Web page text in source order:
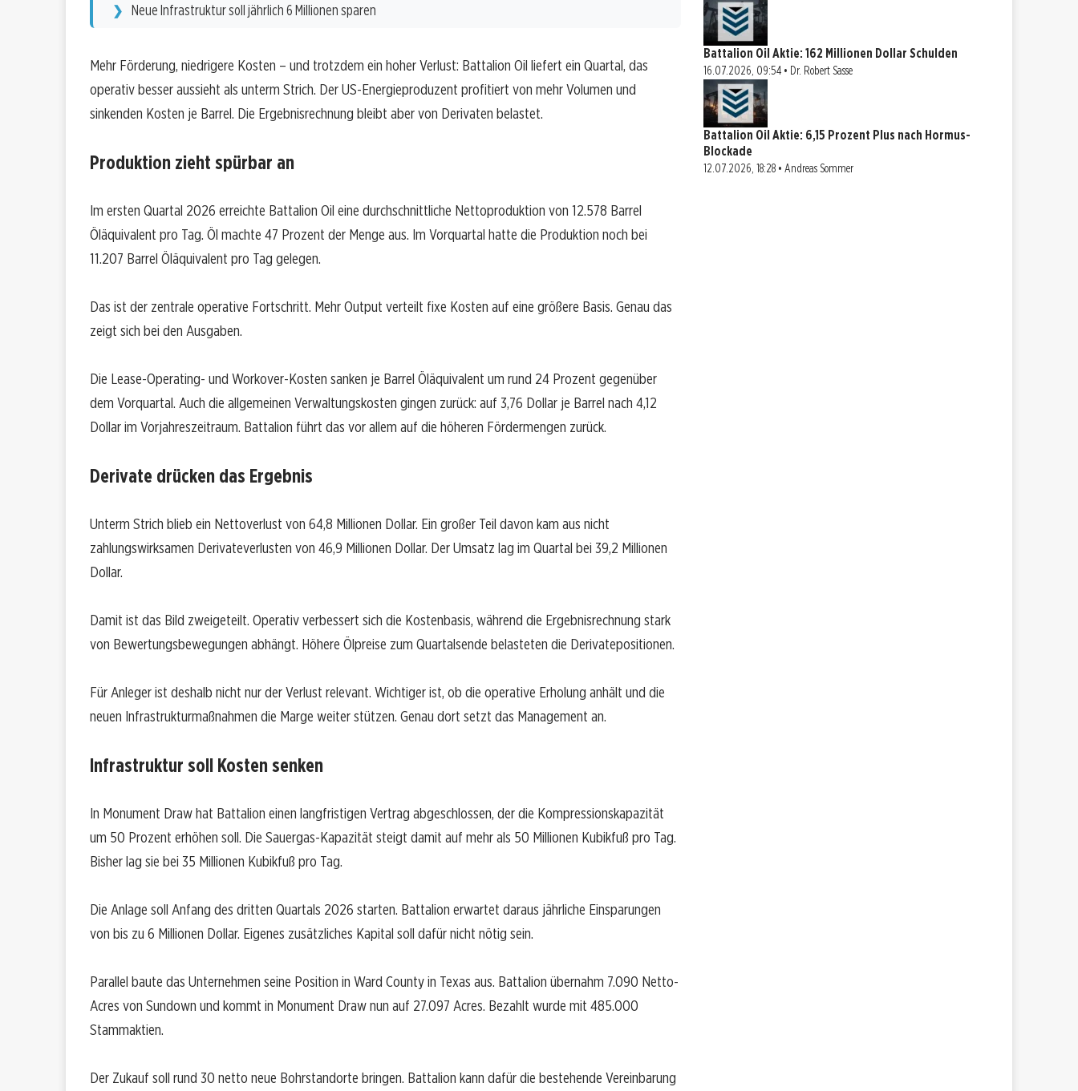
Neue Infrastruktur soll jährlich 6 Millionen sparen
Mehr Förderung, niedrigere Kosten – und trotzdem ein hoher Verlust: Battalion Oil liefert ein Quartal, das
operativ besser aussieht als unterm Strich. Der US-Energieproduzent profitiert von mehr Volumen und
sinkenden Kosten je Barrel. Die Ergebnisrechnung bleibt aber von Derivaten belastet.
Produktion zieht spürbar an
Im ersten Quartal 2026 erreichte Battalion Oil eine durchschnittliche Nettoproduktion von 12.578 Barrel
Öläquivalent pro Tag. Öl machte 47 Prozent der Menge aus. Im Vorquartal hatte die Produktion noch bei
11.207 Barrel Öläquivalent pro Tag gelegen.
Das ist der zentrale operative Fortschritt. Mehr Output verteilt fixe Kosten auf eine größere Basis. Genau das
zeigt sich bei den Ausgaben.
Die Lease-Operating- und Workover-Kosten sanken je Barrel Öläquivalent um rund 24 Prozent gegenüber
dem Vorquartal. Auch die allgemeinen Verwaltungskosten gingen zurück: auf 3,76 Dollar je Barrel nach 4,12
Dollar im Vorjahreszeitraum. Battalion führt das vor allem auf die höheren Fördermengen zurück.
Derivate drücken das Ergebnis
Unterm Strich blieb ein Nettoverlust von 64,8 Millionen Dollar. Ein großer Teil davon kam aus nicht
zahlungswirksamen Derivateverlusten von 46,9 Millionen Dollar. Der Umsatz lag im Quartal bei 39,2 Millionen
Dollar.
Damit ist das Bild zweigeteilt. Operativ verbessert sich die Kostenbasis, während die Ergebnisrechnung stark
von Bewertungsbewegungen abhängt. Höhere Ölpreise zum Quartalsende belasteten die Derivatepositionen.
Für Anleger ist deshalb nicht nur der Verlust relevant. Wichtiger ist, ob die operative Erholung anhält und die
neuen Infrastrukturmaßnahmen die Marge weiter stützen. Genau dort setzt das Management an.
Infrastruktur soll Kosten senken
In Monument Draw hat Battalion einen langfristigen Vertrag abgeschlossen, der die Kompressionskapazität
um 50 Prozent erhöhen soll. Die Sauergas-Kapazität steigt damit auf mehr als 50 Millionen Kubikfuß pro Tag.
Bisher lag sie bei 35 Millionen Kubikfuß pro Tag.
Die Anlage soll Anfang des dritten Quartals 2026 starten. Battalion erwartet daraus jährliche Einsparungen
von bis zu 6 Millionen Dollar. Eigenes zusätzliches Kapital soll dafür nicht nötig sein.
Parallel baute das Unternehmen seine Position in Ward County in Texas aus. Battalion übernahm 7.090 Netto-
Acres von Sundown und kommt in Monument Draw nun auf 27.097 Acres. Bezahlt wurde mit 485.000
Stammaktien.
Der Zukauf soll rund 30 netto neue Bohrstandorte bringen. Battalion kann dafür die bestehende Vereinbarung
Battalion Oil Aktie: 162 Millionen Dollar Schulden
16.07.2026, 09:54 • Dr. Robert Sasse
Battalion Oil Aktie: 6,15 Prozent Plus nach Hormus-
Blockade
12.07.2026, 18:28 • Andreas Sommer